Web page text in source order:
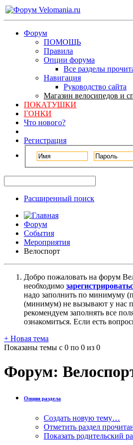
Форум
ПОМОЩЬ
Правила
Опции форума
Все разделы
Навигация
Руководство сайта
Магазин велосипедов и
ПОКАТУШКИ
ГОНКИ
Что нового?
Регистрация
Расширенный поиск
Форум
События
Мероприятия
Велоспорт
Добро пожаловать на форум
необходимо
надо заполнить по минимуму
(минимум) не вызывают у нас
рекомендуем заполнять все
ознакомиться. Если есть
+ Новая тема
Показаны темы с 0 по 0 из 0
Форум:
Опции раздела
Создать новую тему…
Отметить раздел
Показать родительский